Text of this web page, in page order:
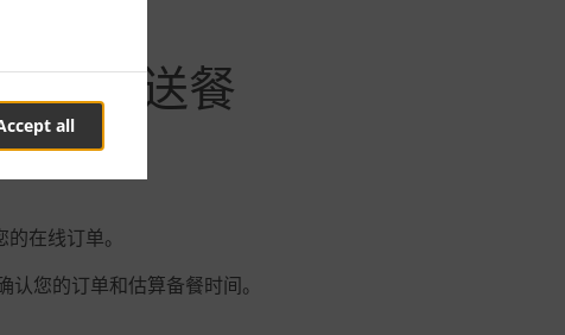
all
下单送餐
在线订单。
您的订单和估算备餐时间。